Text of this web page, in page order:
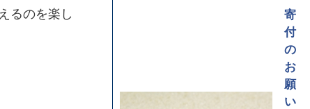
寄
付
の
お
願
い
るのを楽し